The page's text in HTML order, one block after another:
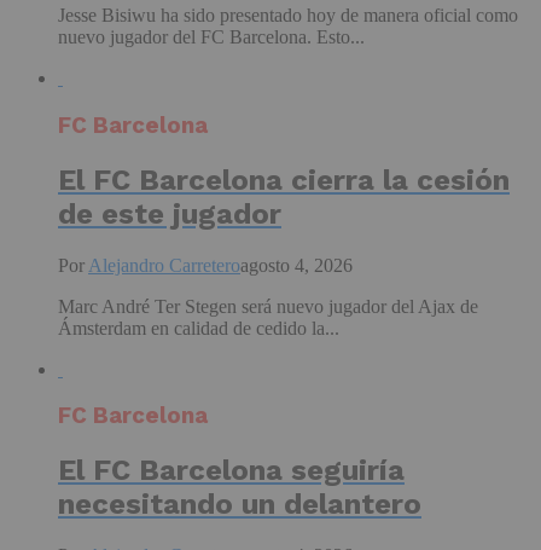
Jesse Bisiwu ha sido presentado hoy de manera oficial como
nuevo jugador del FC Barcelona. Esto...
FC Barcelona
El FC Barcelona cierra la cesión
de este jugador
Por Alejandro Carreteroagosto 4, 2026
Marc André Ter Stegen será nuevo jugador del Ajax de
Ámsterdam en calidad de cedido la...
FC Barcelona
El FC Barcelona seguiría
necesitando un delantero